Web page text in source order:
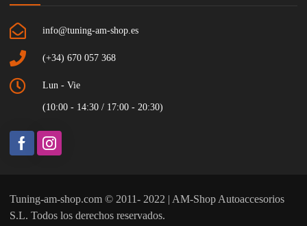
info@tuning-am-shop.es
(+34) 670 057 368
Lun - Vie
(10:00 - 14:30 / 17:00 - 20:30)
Tuning-am-shop.com © 2011- 2022 | AM-Shop Autoaccesorios
S.L. Todos los derechos reservados.